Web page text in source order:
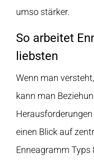
umso stärker.
So arbeitet
liebsten
Wenn man
kann man
einen Blick auf
Enneagramm Typs